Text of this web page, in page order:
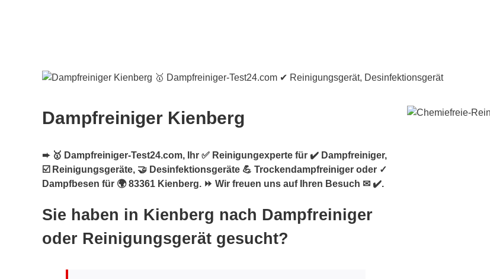
Dampfreiniger Kienberg
➨ 🥇 Dampfreiniger-Test24.com, Ihr ✅ Reinigungexperte für ✔️ Dampfreiniger,
☑️ Reinigungsgeräte, 🤝 Desinfektionsgeräte 💪 Trockendampfreiniger oder ✓
Dampfbesen für 🌍 83361 Kienberg. ⏩ Wir freuen uns auf Ihren Besuch ✉ ✔️.
Sie haben in Kienberg nach Dampfreiniger
oder Reinigungsgerät gesucht?